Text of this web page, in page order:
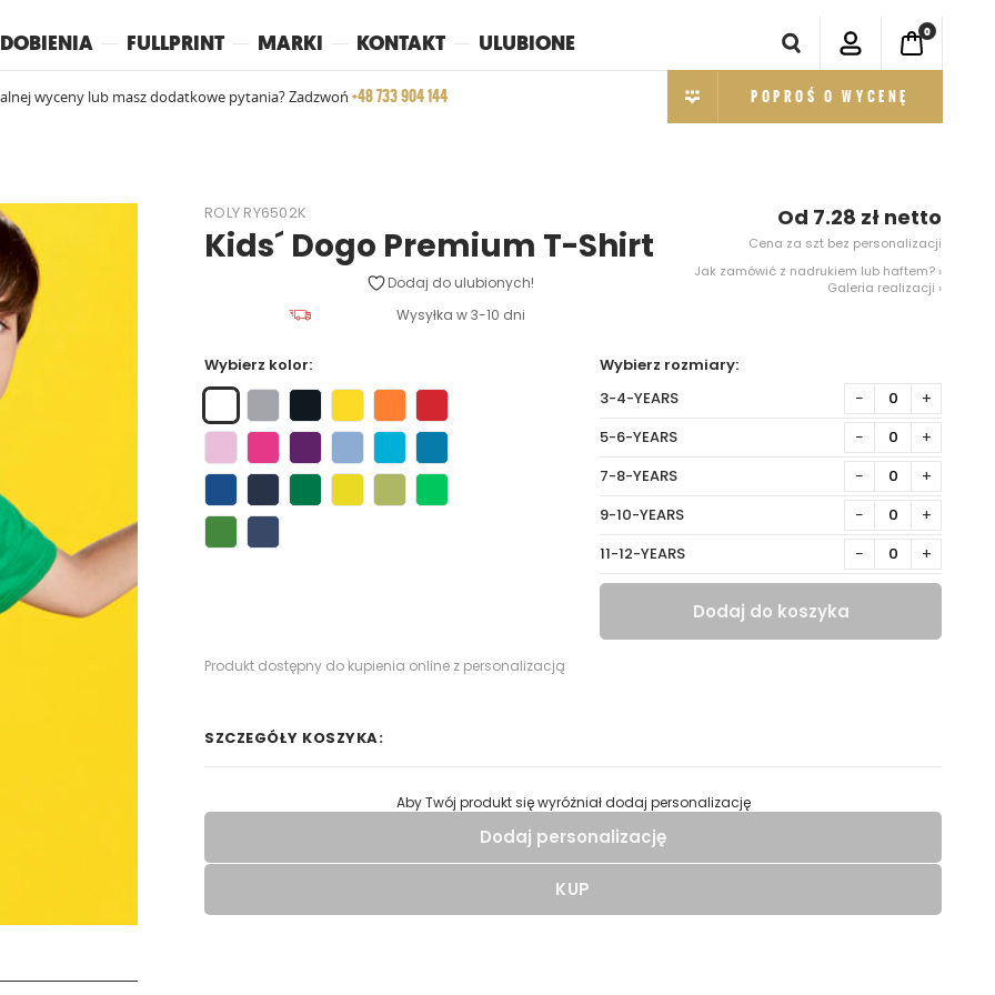
FULLPRINT MARKI KONTAKT ULUBIONE
wyceny lub masz dodatkowe pytania? Zadzwoń +48 733 904 144
0
POPROŚ O WYCENĘ
ROLY RY6502K
Kids´ Dogo Premium T-Shirt
Dodaj do ulubionych!
Wysyłka w 3-10 dni
Od 7.28 zł netto
Cena za szt bez personalizacji
Jak zamówić z nadrukiem lub haftem? ›
Galeria realizacji ›
Wybierz kolor:
Wybierz rozmiary:
3-4-YEARS
− +
5-6-YEARS − +
7-8-YEARS − +
9-10-YEARS − +
11-12-YEARS − +
Dodaj do koszyka
Produkt dostępny do kupienia online z personalizacją
SZCZEGÓŁY KOSZYKA:
Aby Twój produkt się wyróżniał dodaj personalizację
Dodaj personalizację
Wypełnij formularz aby dodać personalizację do wybranego produktu
KUP